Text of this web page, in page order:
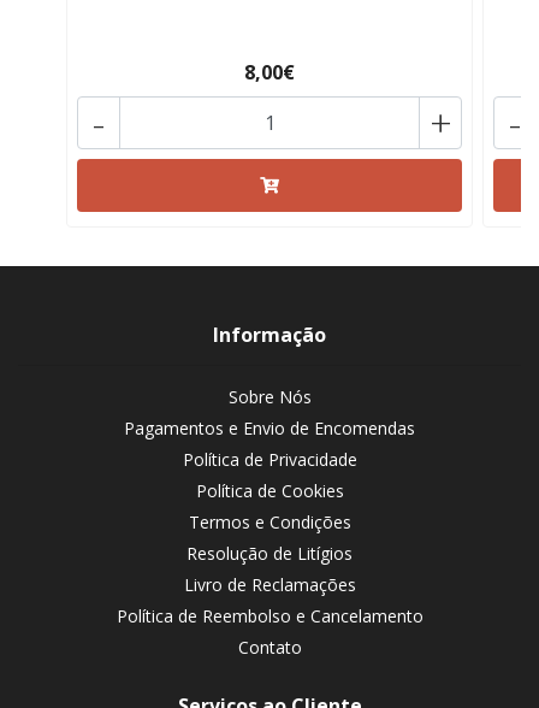
8,00€
+
- -
Informação
Sobre Nós
Pagamentos e Envio de Encomendas
Política de Privacidade
Política de Cookies
Termos e Condições
Resolução de Litígios
Livro de Reclamações
Política de Reembolso e Cancelamento
Contato